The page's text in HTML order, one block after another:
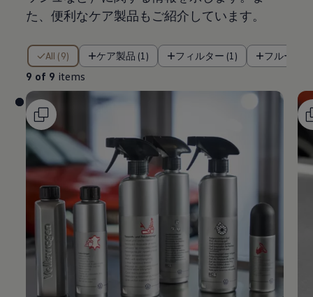
た、便利なケア製品もご紹介しています。
All (9) ケア製品 (1) フィルター (1) フルード
9 of 9 items
9 of 9 items